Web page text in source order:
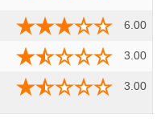
6.00
3.00
3.00